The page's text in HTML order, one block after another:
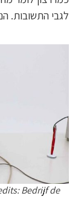
לגבי התשובות.
Bedrijf de